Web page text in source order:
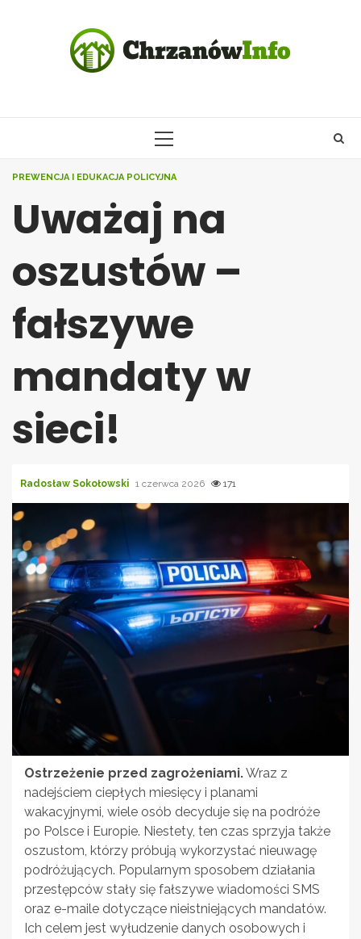
PRIMARY
PREWENCJA I EDUKACJA POLICYJNA
Uważaj na
oszustów –
fałszywe
mandaty w
sieci!
Radosław Sokołowski 1 czerwca 2026 171
Ostrzeżenie przed zagrożeniami.Wraz z
nadejściem ciepłych miesięcy i planami
wakacyjnymi, wiele osób decyduje się na podróże
po Polsce i Europie. Niestety, ten czas sprzyja także
oszustom, którzy próbują wykorzystać nieuwagę
podróżujących. Popularnym sposobem działania
przestępców stały się fałszywe wiadomości SMS
oraz e-maile dotyczące nieistniejących mandatów.
Ich celem jest wyłudzenie danych osobowych i